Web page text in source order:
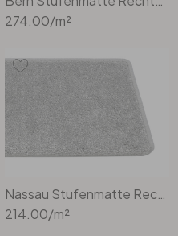
274.00/m²
Nassau Stufenmatte Rechteckig Wunschmass in Silber
214.00/m²